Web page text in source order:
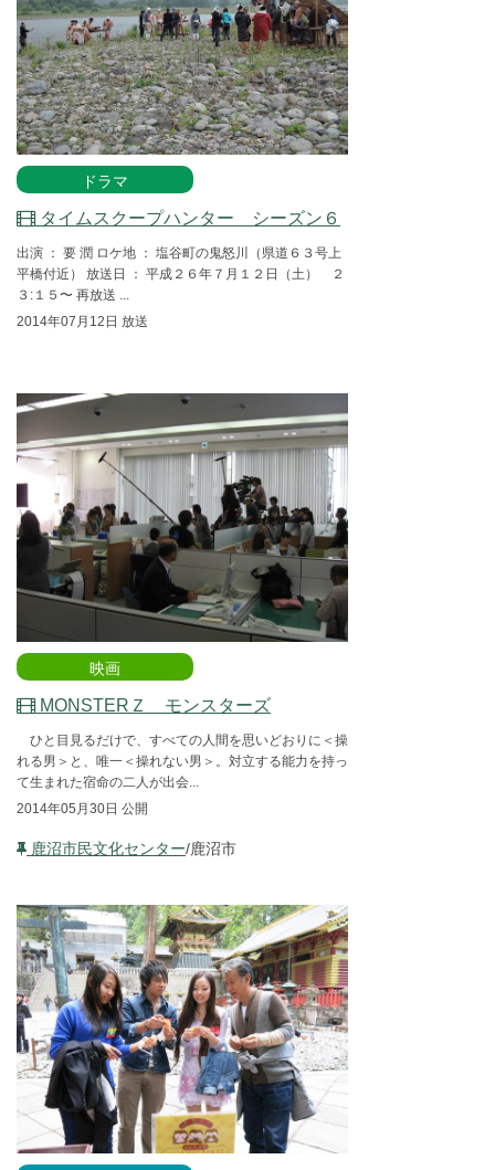
ドラマ
タイムスクープハンター シーズン６
出演 ： 要 潤 ロケ地 ： 塩谷町の鬼怒川（県道６３号上
平橋付近） 放送日 ： 平成２６年７月１２日（土） ２
３:１５〜 再放送 ...
2014年07月12日 放送
映画
MONSTERＺ モンスターズ
ひと目見るだけで、すべての人間を思いどおりに＜操
れる男＞と、唯一＜操れない男＞。対立する能力を持っ
て生まれた宿命の二人が出会...
2014年05月30日 公開
鹿沼市民文化センター/鹿沼市